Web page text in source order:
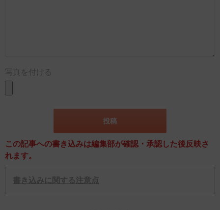
写真を付ける
この記事への書き込みは編集部が確認・承認した後反映さ
れます。
書き込みに関する注意点